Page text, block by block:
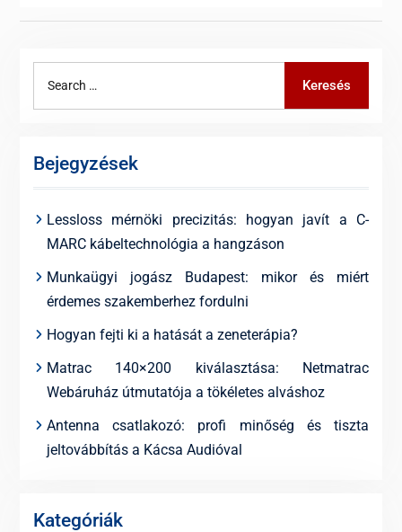
Keresés
Bejegyzések
Lessloss mérnöki precizitás: hogyan javít a C-
MARC kábeltechnológia a hangzáson
Munkaügyi jogász Budapest: mikor és miért
érdemes szakemberhez fordulni
Hogyan fejti ki a hatását a zeneterápia?
Matrac 140×200 kiválasztása: Netmatrac
Webáruház útmutatója a tökéletes alváshoz
Antenna csatlakozó: profi minőség és tiszta
jeltovábbítás a Kácsa Audióval
Kategóriák